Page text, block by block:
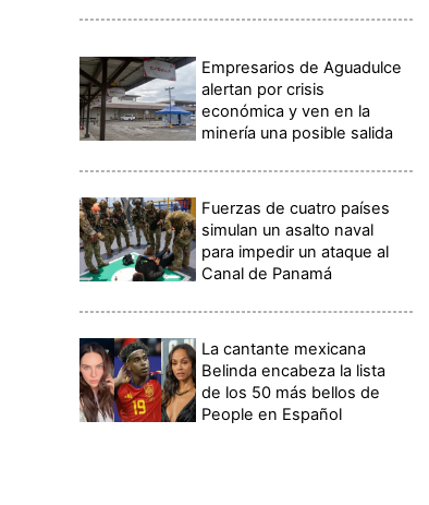
Empresarios de Aguadulce
alertan por crisis
económica y ven en la
minería una posible salida
Fuerzas de cuatro países
simulan un asalto naval
para impedir un ataque al
Canal de Panamá
La cantante mexicana
Belinda encabeza la lista
de los 50 más bellos de
People en Español